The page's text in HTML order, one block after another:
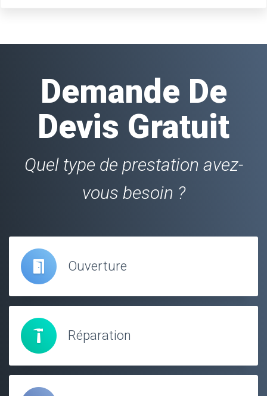
Demande De
Devis Gratuit
Quel type de prestation avez-
vous besoin ?
Ouverture
Réparation